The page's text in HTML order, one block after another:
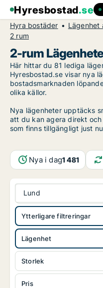
Hyresbostad.se
Hyra bostäder Lägenhet
2 rum
2-rum
Här hittar du 81 lediga
Hyresbostad.se visar nya
bostadsmarknaden
olika källor.
Nya lägenheter upptäcks
att du kan agera direkt
som finns tillgängligt just
Nya i dag1 481
Lund
Lägenhet
Storlek
Pris
Ytterligare filtreringar